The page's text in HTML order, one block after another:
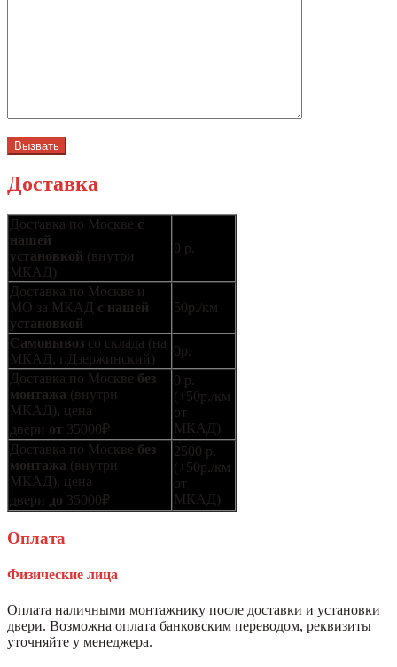
Доставка
Доставка по Москве с
нашей
установкой (внутри
МКАД)
0 р.
Доставка по Москве и
МО за МКАД с нашей
установкой
50р./км
Самовывоз со склада (на
МКАД, г.Дзержинский)
0р.
Доставка по Москве без
монтажа (внутри
МКАД), цена
двери от 35000₽
0 р.
(+50р./км
от
МКАД)
Доставка по Москве без
монтажа (внутри
МКАД), цена
двери до 35000₽
2500 р.
(+50р./км
от
МКАД)
Оплата
Физические лица
Оплата наличными монтажнику после доставки и установки
двери. Возможна оплата банковским переводом, реквизиты
уточняйте у менеджера.